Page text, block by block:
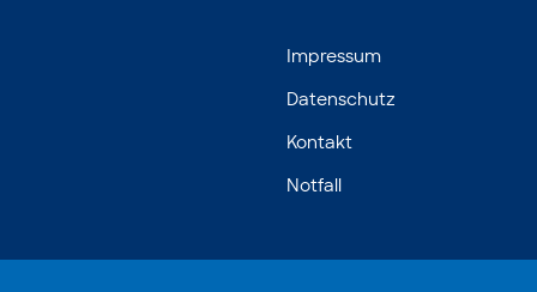
Impressum
Datenschutz
Kontakt
Notfall